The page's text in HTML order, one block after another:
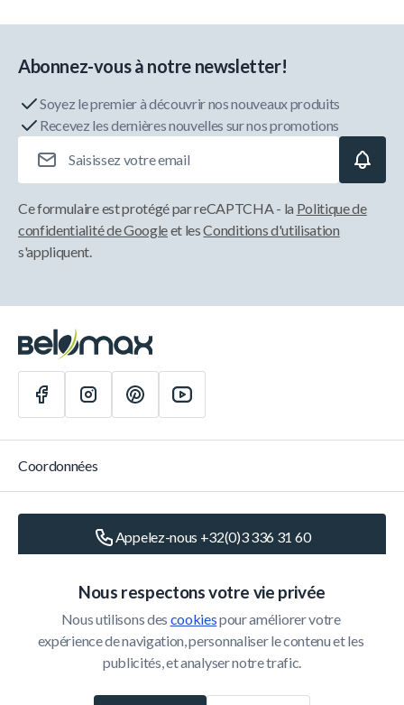
Nous respectons votre vie privée
Nous utilisons des cookies pour améliorer votre
expérience de navigation, personnaliser le contenu et les
publicités, et analyser notre trafic.
Abonnez-vous à notre newsletter!
Soyez le premier à découvrir nos nouveaux produits
Recevez les dernières nouvelles sur nos promotions
Ce formulaire est protégé par reCAPTCHA - la Politique de
confidentialité de Googleet lesConditions d'utilisation
s'appliquent.
Coordonnées
Appelez-nous +32(0)3 336 31 60
Écrivez-nous info@belomax.com
Routebeschrijving naar de Belomax